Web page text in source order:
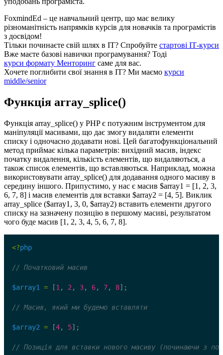
FoxmindEd – це навчальний центр, що має велику
різноманітність напрямків курсів для новачків та програмістів
з досвідом!
Тільки починаєте свій шлях в ІТ? Спробуйте стартові ІТ-курси
Вже маєте базові навички програмування? Тоді
курси формату Менторинг саме для вас.
Хочете поглибити свої знання в ІТ? Ми маємо курси
middle/senior
Функція array_splice()
Функція array_splice() у PHP є потужним інструментом для
маніпуляції масивами, що дає змогу видаляти елементи
списку і одночасно додавати нові. Цей багатофункціональний
метод приймає кілька параметрів: вихідний масив, індекс
початку видалення, кількість елементів, що видаляються, а
також список елементів, що вставляються. Наприклад, можна
використовувати array_splice() для додавання одного масиву в
середину іншого. Припустимо, у нас є масив $array1 = [1, 2, 3,
6, 7, 8] і масив елементів для вставки $array2 = [4, 5]. Виклик
array_splice ($array1, 3, 0, $array2) вставить елементи другого
списку на зазначену позицію в першому масиві, результатом
чого буде масив [1, 2, 3, 4, 5, 6, 7, 8].
<?php
// Початковий масив
$array1 = [1 , 2 , 3, 6, 7, 8];
// Масив, який ми будемо вставляти
$array2 = [4, 5];
// Позиція для вставки нового масиву (починаючи з